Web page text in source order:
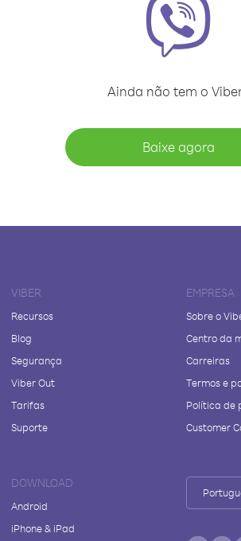
Ainda não tem o
Baixe agora
VIBER
Recursos
Blog
Segurança
Viber Out
Tarifas
Suporte
EMPRESA
Sobre o
Centro da
Carreiras
Termos e
Política de
Customer
DOWNLOAD
Android
iPhone & iPad